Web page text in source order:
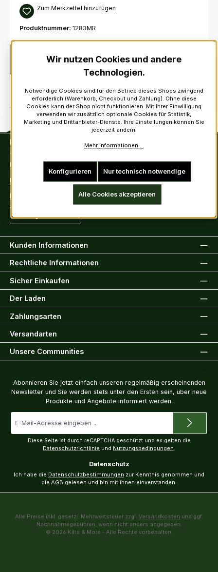
Zum Merkzettel hinzufügen
Produktnummer: 1283MR
Beschreibung
Hochwertige Krawatte aus feiner Wolle.
Weinrot. 100% Wolle.Größe: 9 cm x 142 cmMehr
Tel: +49 (0)6222-388030
Fax: +49 (0)6222-388031
E-Mail: info@kiltsandmore.com
Vertrag widerrufen
Kunden Informationen
Rechtliche Informationen
Sicher Einkaufen
Der Laden
Zahlungsarten
Versandarten
Unsere Communities
Abonnieren Sie jetzt einfach unseren regelmäßig erscheinenden
Newsletter und Sie werden stets unter den Ersten sein, über neue
Produkte und Angebote informiert werden.
Mail-
Diese Seite ist durch reCAPTCHA geschützt und es gelten die
Datenschutzrichtlinie und Nutzungsbedingungen.
Datenschutz
Ich habe die Datenschutzbestimmungen zur Kenntnis genommen und
die AGB gelesen und bin mit ihnen einverstanden.
Alle Preise inkl. gesetzl. Mehrwertsteuer zzgl. Versandkosten und ggf.
Nachnahmegebühren, wenn nicht anders angegeben.
© 2026 Kilts & More - Alle Rechte vorbehalten.
Wir nutzen Cookies und andere
Technologien.
Notwendige Cookies sind für den Betrieb dieses Shops zwingend
erforderlich (Warenkorb, Checkout und Zahlung). Ohne diese
Cookies kann der Shop nicht funktionieren. Mit Ihrer Einwilligung
verwenden wir zusätzlich optionale Cookies für Statistik,
Marketing und Drittanbieter-Dienste. Ihre Einstellungen können Sie
jederzeit ändern.
Mehr Informationen ...
Nur technisch notwendige
Konfigurieren
Alle Cookies akzeptieren